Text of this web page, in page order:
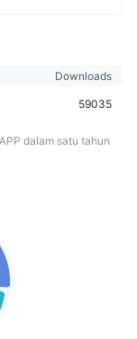
Downloads
59035
dalam satu tahun